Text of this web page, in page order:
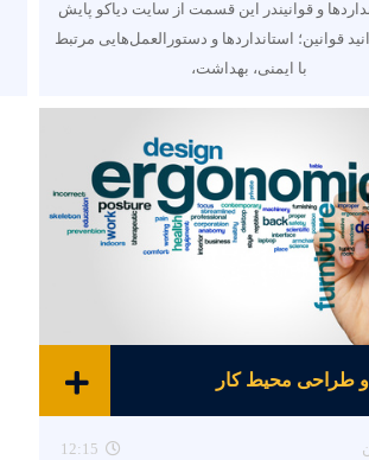
و قوانیندر این قسمت از سایت دیاکو پایش
قوانین؛ استانداردها و دستورالعمل‌هایی مرتبط
با ایمنی، بهداشت،
و طراحی محیط کار
12:15